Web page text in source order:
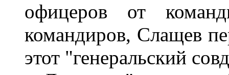
офицеров от
командиров, Слащев
этот "генеральский